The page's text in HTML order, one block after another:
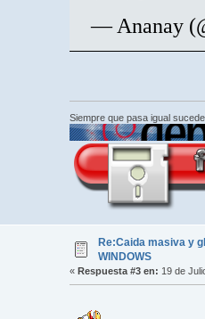
— Ananay
Siempre que pasa igual
Re:Caida masiva y
WINDOWS
« Respuesta #3 en: 19 de